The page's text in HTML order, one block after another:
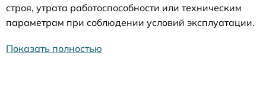
строя, утрата работоспособности или техническим
параметрам при соблюдении условий эксплуатации.
Показать полностью